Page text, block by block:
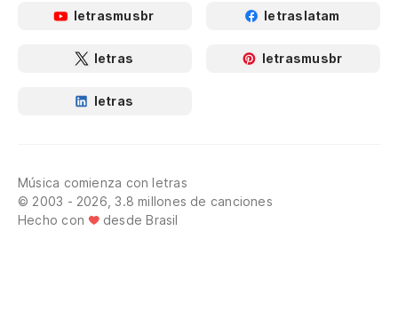
letrasmusbr letraslatam
letras letrasmusbr
letras
Música comienza con letras
© 2003 - 2026, 3.8 millones de canciones
Hecho con
desde Brasil